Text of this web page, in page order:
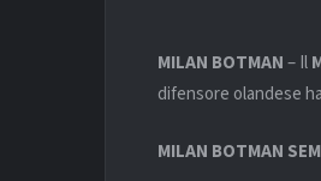
MILAN BOTMAN– Il
difensore olandese
MILAN BOTMAN